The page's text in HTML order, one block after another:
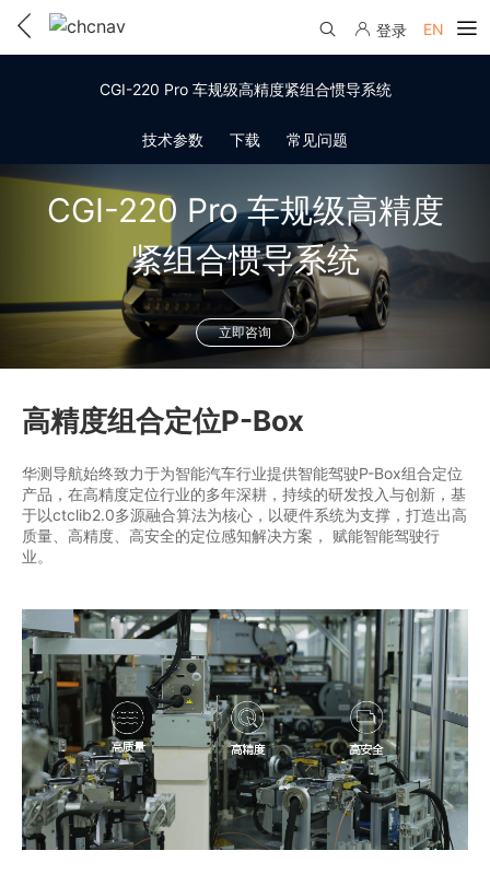
服务与支持
线上自助寄修
维修进度查询
售后服务政策
行业无忧
帮助中心
测绘产品
海洋测绘
精准农业
国内分支机构
国内授权经销
活动专区
了解华测
商业道德与反腐败政策
投资者关系
登录 EN
CGI-220 Pro 车规级高精度紧组合惯导系统
技术参数 下载 常见问题
CGI-220 Pro 车规级高精度
紧组合惯导系统
立即咨询
高精度组合定位P-Box
华测导航始终致力于为智能汽车行业提供智能驾驶P-Box组合定位
产品，在高精度定位行业的多年深耕，持续的研发投入与创新，基
于以ctclib2.0多源融合算法为核心，以硬件系统为支撑，打造出高
质量、高精度、高安全的定位感知解决方案， 赋能智能驾驶行
业。